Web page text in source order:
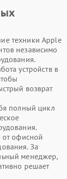
техники Apple
независимо
устройств в
возврат
полный цикл
от офисной
За
менеджер,
решает